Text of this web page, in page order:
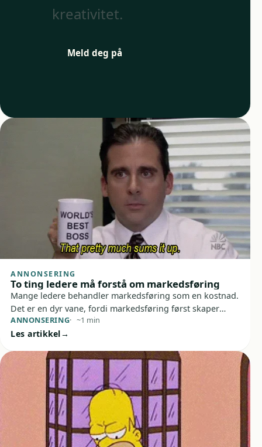
kreativitet.
Meld deg på
ANNONSERING
To ting ledere må forstå om markedsføring
Mange ledere behandler markedsføring som en kostnad.
Det er en dyr vane, fordi markedsføring først skaper
verdi når den styres som et vekstverktøy med tydelig
fokus og nok tålmodighet til å virke. Kort sagt: velg én
ANNONSERING ~1 min
Les artikkel